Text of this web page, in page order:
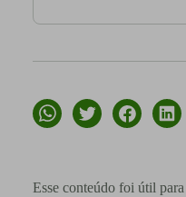
Esse conteúdo foi útil